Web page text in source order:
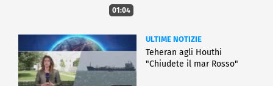
01:04
ULTIME NOTIZIE
Teheran agli Houthi
"Chiudete il mar Rosso"